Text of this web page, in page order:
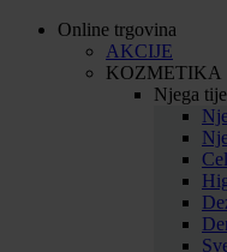
Online trgovina
AKCIJE
KOZMETIKA
Njega